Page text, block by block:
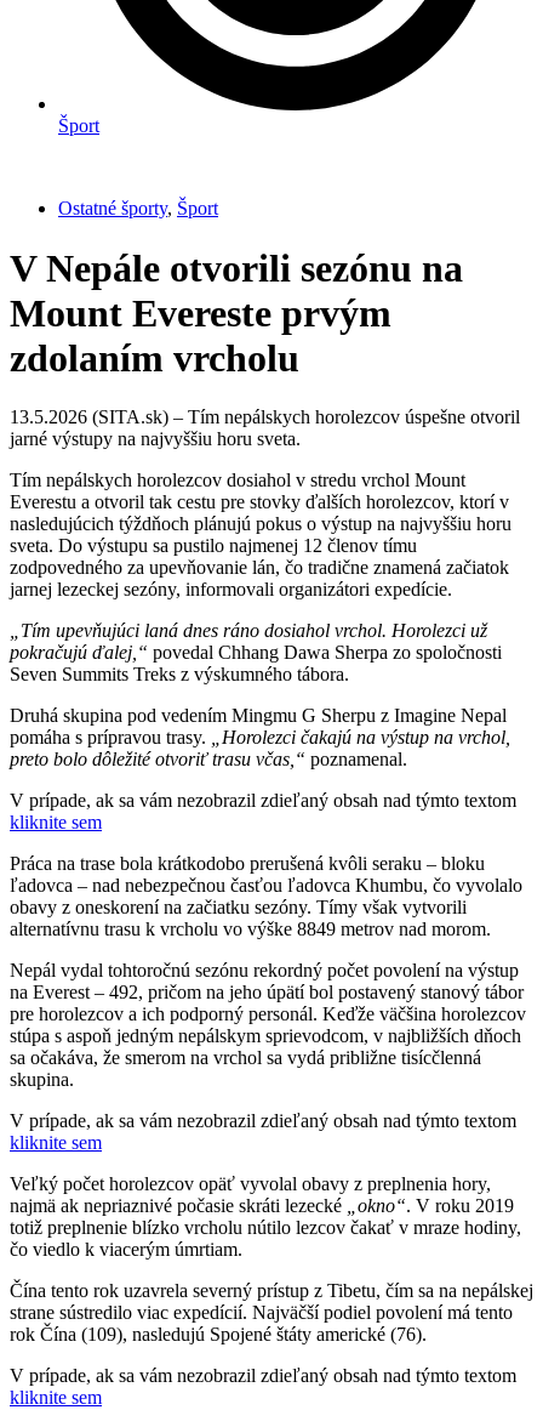
Šport
Ostatné športy, Šport
V Nepále otvorili sezónu na
Mount Evereste prvým
zdolaním vrcholu
13.5.2026 (SITA.sk) – Tím nepálskych horolezcov úspešne otvoril
jarné výstupy na najvyššiu horu sveta.
Tím nepálskych horolezcov dosiahol v stredu vrchol Mount
Everestu a otvoril tak cestu pre stovky ďalších horolezcov, ktorí v
nasledujúcich týždňoch plánujú pokus o výstup na najvyššiu horu
sveta. Do výstupu sa pustilo najmenej 12 členov tímu
zodpovedného za upevňovanie lán, čo tradične znamená začiatok
jarnej lezeckej sezóny, informovali organizátori expedície.
„Tím upevňujúci laná dnes ráno dosiahol vrchol. Horolezci už
pokračujú ďalej,“ povedal Chhang Dawa Sherpa zo spoločnosti
Seven Summits Treks z výskumného tábora.
Druhá skupina pod vedením Mingmu G Sherpu z Imagine Nepal
pomáha s prípravou trasy.
„Horolezci čakajú na výstup na vrchol,
preto bolo dôležité otvoriť trasu včas,“ poznamenal.
V prípade, ak sa vám nezobrazil zdieľaný obsah nad týmto textom
kliknite sem
Práca na trase bola krátkodobo prerušená kvôli seraku – bloku
ľadovca – nad nebezpečnou časťou ľadovca Khumbu, čo vyvolalo
obavy z oneskorení na začiatku sezóny. Tímy však vytvorili
alternatívnu trasu k vrcholu vo výške 8849 metrov nad morom.
Nepál vydal tohtoročnú sezónu rekordný počet povolení na výstup
na Everest – 492, pričom na jeho úpätí bol postavený stanový tábor
pre horolezcov a ich podporný personál. Keďže väčšina horolezcov
stúpa s aspoň jedným nepálskym sprievodcom, v najbližších dňoch
sa očakáva, že smerom na vrchol sa vydá približne tisícčlenná
skupina.
V prípade, ak sa vám nezobrazil zdieľaný obsah nad týmto textom
kliknite sem
Veľký počet horolezcov opäť vyvolal obavy z preplnenia hory,
najmä ak nepriaznivé počasie skráti lezecké
„okno“. V roku 2019
totiž preplnenie blízko vrcholu nútilo lezcov čakať v mraze hodiny,
čo viedlo k viacerým úmrtiam.
Čína tento rok uzavrela severný prístup z Tibetu, čím sa na nepálskej
strane sústredilo viac expedícií. Najväčší podiel povolení má tento
rok Čína (109), nasledujú Spojené štáty americké (76).
V prípade, ak sa vám nezobrazil zdieľaný obsah nad týmto textom
kliknite sem